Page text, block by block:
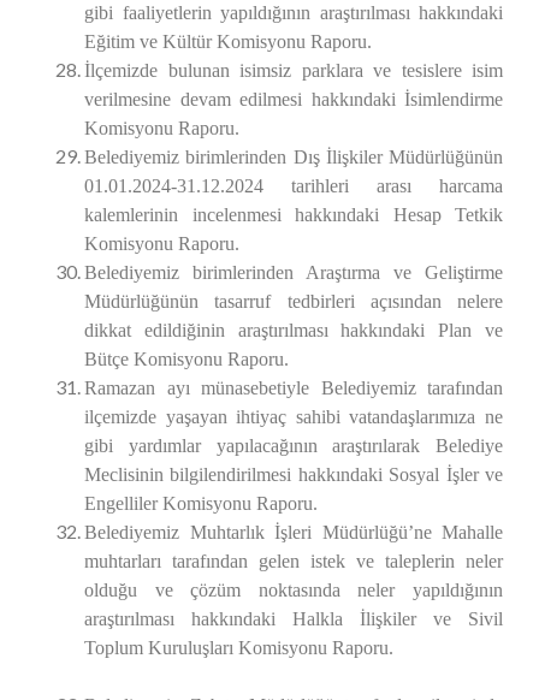
gibi faaliyetlerin yapıldığının araştırılması hakkındaki
Eğitim ve KültürKomisyonu Raporu.
İlçemizde bulunan isimsiz parklara ve tesislere isim
verilmesine devam edilmesi hakkındaki İsimlendirme
Komisyonu Raporu.
Belediyemiz birimlerinden Dış İlişkiler Müdürlüğünün
01.01.2024-31.12.2024 tarihleri arası harcama
kalemlerinin incelenmesi hakkındaki Hesap Tetkik
Komisyonu Raporu.
Belediyemiz birimlerinden Araştırma ve Geliştirme
Müdürlüğünün tasarruf tedbirleri açısından nelere
dikkat edildiğinin araştırılması hakkındaki Plan ve
Bütçe Komisyonu Raporu.
Ramazan ayı münasebetiyle Belediyemiz tarafından
ilçemizde yaşayan ihtiyaç sahibi vatandaşlarımıza ne
gibi yardımlar yapılacağının araştırılarak Belediye
Meclisinin bilgilendirilmesi hakkındaki Sosyal İşler ve
Engelliler Komisyonu Raporu.
Belediyemiz Muhtarlık İşleri Müdürlüğü’ne Mahalle
muhtarları tarafından gelen istek ve taleplerin neler
olduğu ve çözüm noktasında neler yapıldığının
araştırılması hakkındaki Halkla İlişkiler ve Sivil
Toplum Kuruluşları Komisyonu Raporu.